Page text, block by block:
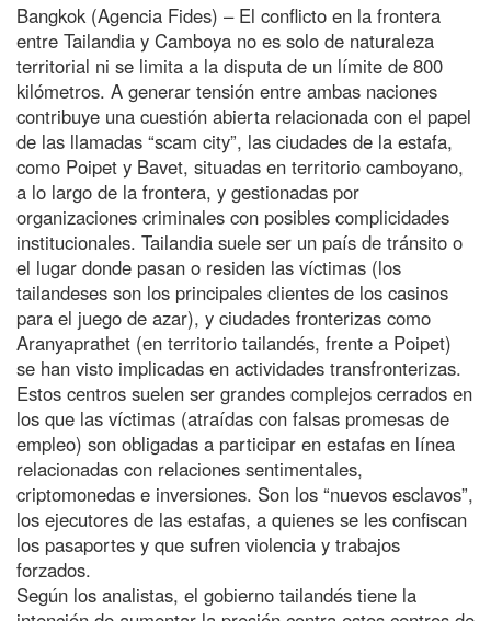
Bangkok (Agencia Fides) – El conflicto en la frontera
entre Tailandia y Camboya no es solo de naturaleza
territorial ni se limita a la disputa de un límite de 800
kilómetros. A generar tensión entre ambas naciones
contribuye una cuestión abierta relacionada con el papel
de las llamadas “scam city”, las ciudades de la estafa,
como Poipet y Bavet, situadas en territorio camboyano,
a lo largo de la frontera, y gestionadas por
organizaciones criminales con posibles complicidades
institucionales. Tailandia suele ser un país de tránsito o
el lugar donde pasan o residen las víctimas (los
tailandeses son los principales clientes de los casinos
para el juego de azar), y ciudades fronterizas como
Aranyaprathet (en territorio tailandés, frente a Poipet)
se han visto implicadas en actividades transfronterizas.
Estos centros suelen ser grandes complejos cerrados en
los que las víctimas (atraídas con falsas promesas de
empleo) son obligadas a participar en estafas en línea
relacionadas con relaciones sentimentales,
criptomonedas e inversiones. Son los “nuevos esclavos”,
los ejecutores de las estafas, a quienes se les confiscan
los pasaportes y que sufren violencia y trabajos
forzados.
Según los analistas, el gobierno tailandés tiene la